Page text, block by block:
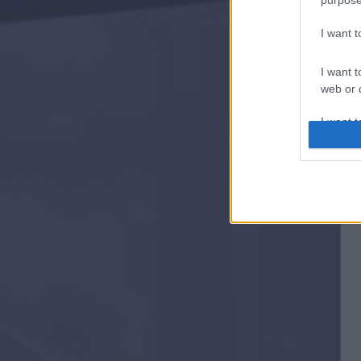
I want
I want
web or
I want